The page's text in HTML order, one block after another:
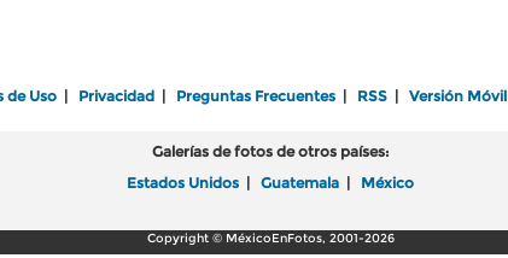
de Uso Privacidad Preguntas Frecuentes RSS Versión Móvil
Galerías de fotos de otros países:
Estados Unidos
Guatemala México
Copyright © MéxicoEnFotos, 2001-2026